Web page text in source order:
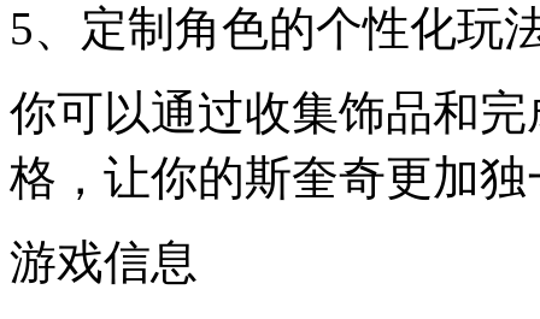
5、定制角色的个性化玩
你可以通过收集饰品和
格，让你的斯奎奇更加
游戏信息